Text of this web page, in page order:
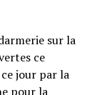
sur la
ce
jour par la
pour la